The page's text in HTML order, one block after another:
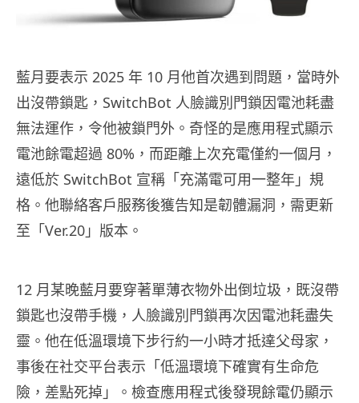
藍月要表示 2025 年 10 月他首次遇到問題，當時外
出沒帶鎖匙，SwitchBot 人臉識別門鎖因電池耗盡
無法運作，令他被鎖門外。奇怪的是應用程式顯示
電池餘電超過 80%，而距離上次充電僅約一個月，
遠低於 SwitchBot 宣稱「充滿電可用一整年」規
格。他聯絡客戶服務後獲告知是韌體漏洞，需更新
至「Ver.20」版本。
12 月某晚藍月要穿著單薄衣物外出倒垃圾，既沒帶
鎖匙也沒帶手機，人臉識別門鎖再次因電池耗盡失
靈。他在低溫環境下步行約一小時才抵達父母家，
事後在社交平台表示「低溫環境下確實有生命危
險，差點死掉」。檢查應用程式後發現餘電仍顯示